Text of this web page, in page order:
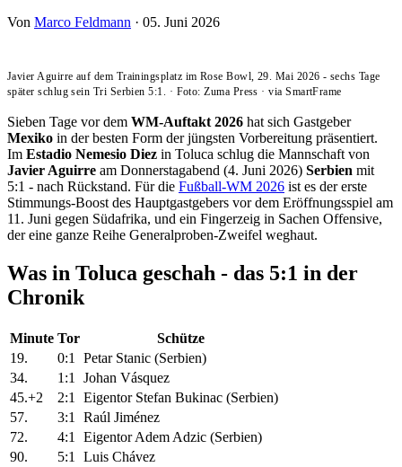
Von Marco Feldmann · 05. Juni 2026
Javier Aguirre auf dem Trainingsplatz im Rose Bowl, 29. Mai 2026 - sechs Tage
später schlug sein Tri Serbien 5:1. · Foto: Zuma Press ·via SmartFrame
Sieben Tage vor dem WM-Auftakt 2026 hat sich Gastgeber
Mexiko in der besten Form der jüngsten Vorbereitung präsentiert.
Im Estadio Nemesio Diez in Toluca schlug die Mannschaft von
Javier Aguirre am Donnerstagabend (4. Juni 2026) Serbien mit
5:1 - nach Rückstand. Für die Fußball-WM 2026 ist es der erste
Stimmungs-Boost des Hauptgastgebers vor dem Eröffnungsspiel am
11. Juni gegen Südafrika, und ein Fingerzeig in Sachen Offensive,
der eine ganze Reihe Generalproben-Zweifel weghaut.
Was in Toluca geschah - das 5:1 in der
Chronik
Minute Tor
Schütze
19.
0:1
Petar Stanic (Serbien)
34.
1:1
Johan Vásquez
45.+2
2:1
Eigentor Stefan Bukinac (Serbien)
57.
3:1
Raúl Jiménez
72.
4:1
Eigentor Adem Adzic (Serbien)
90.
5:1 Luis Chávez